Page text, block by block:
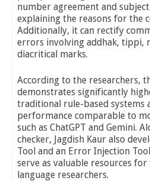
number agreement and
explaining the reasons for the
Additionally, it can rectify
errors involving addhak, tippi,
diacritical marks.
According to the researchers,
demonstrates significantly
traditional rule-based systems
performance comparable to
such as ChatGPT and Gemini.
checker, Jagdish Kaur also
Tool and an Error Injection
serve as valuable resources
language researchers.